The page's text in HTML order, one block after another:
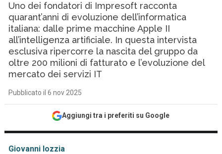
Uno dei fondatori di Impresoft racconta
quarant’anni di evoluzione dell’informatica
italiana: dalle prime macchine Apple II
all’intelligenza artificiale. In questa intervista
esclusiva ripercorre la nascita del gruppo da
oltre 200 milioni di fatturato e l’evoluzione del
mercato dei servizi IT
Pubblicato il 6 nov 2025
Aggiungi tra i preferiti su Google
Giovanni Iozzia